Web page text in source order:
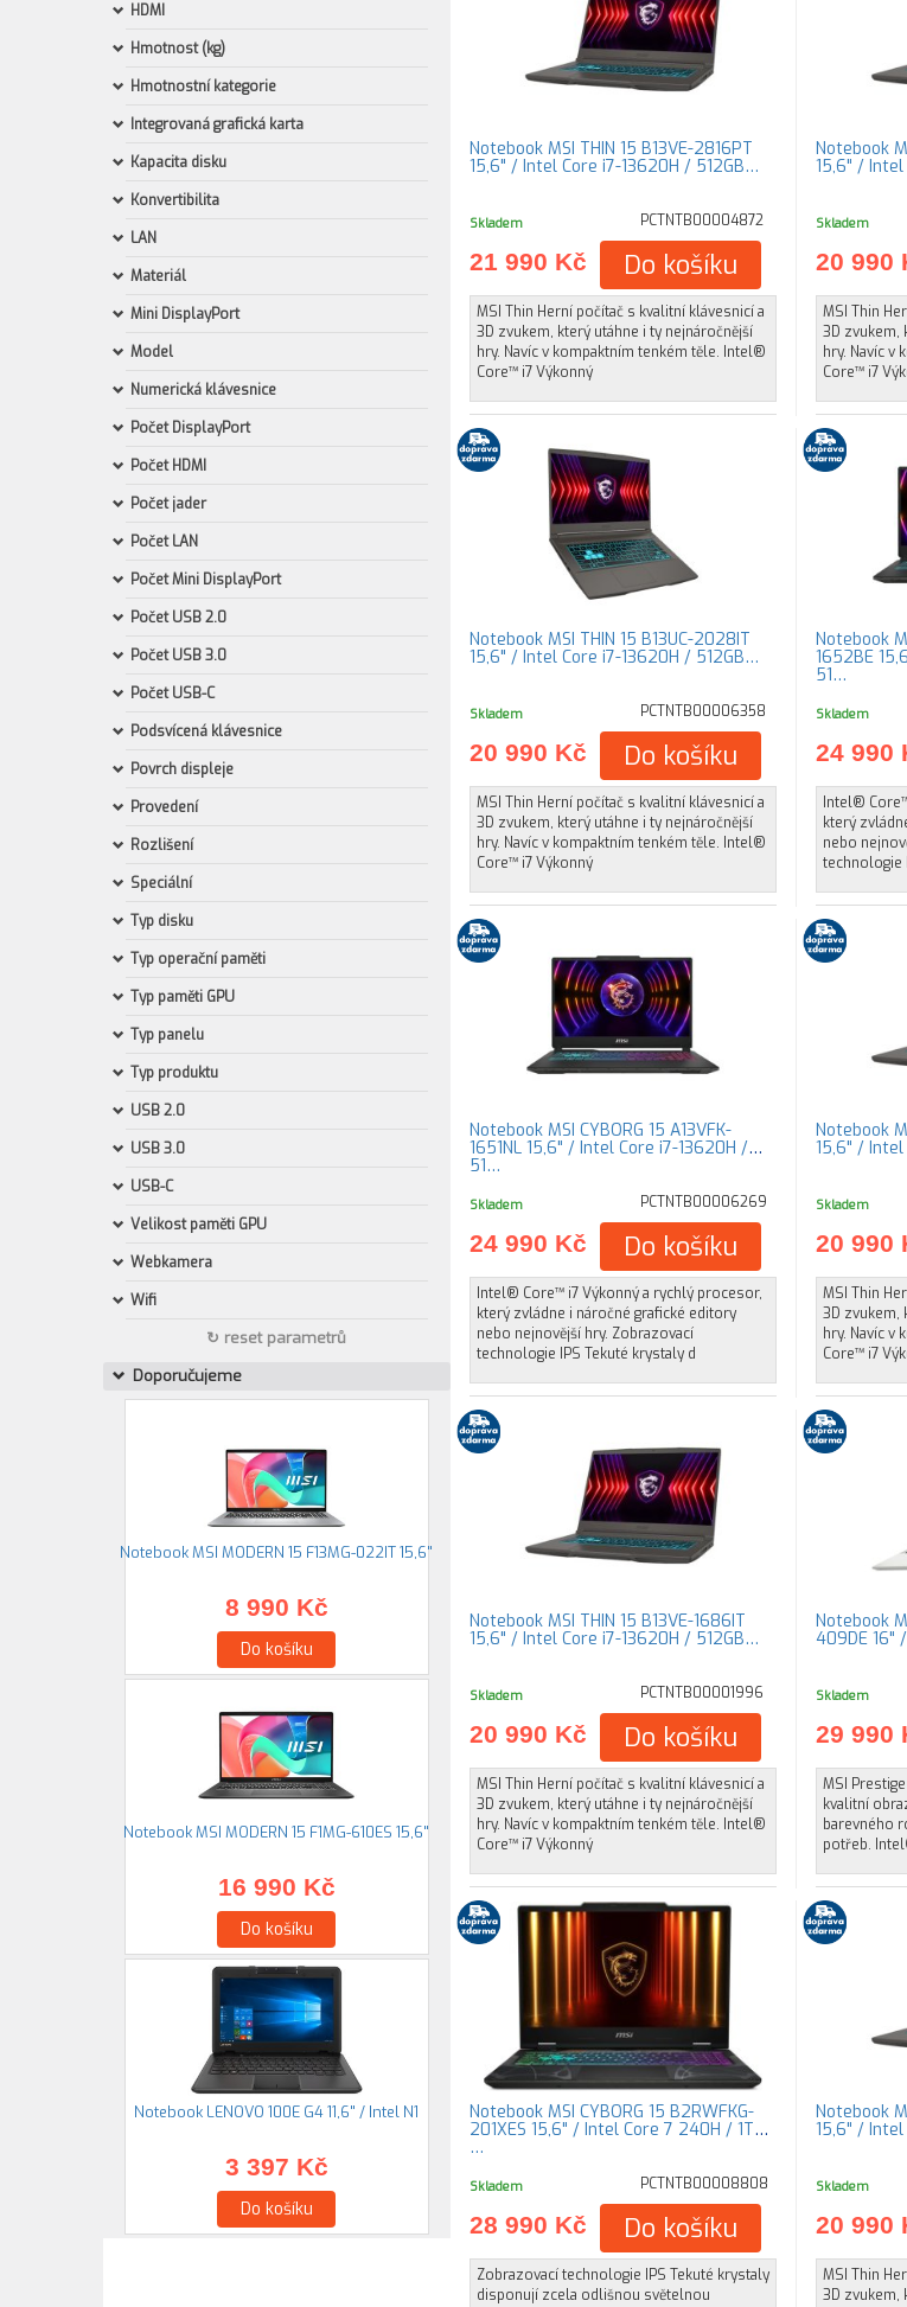
HDMI
Hmotnost (kg)
Hmotnostní kategorie
Integrovaná grafická karta
Kapacita disku
Konvertibilita
LAN
Materiál
Mini DisplayPort
Model
Numerická klávesnice
Počet DisplayPort
Počet HDMI
Počet jader
Počet LAN
Počet Mini DisplayPort
Počet USB 2.0
Počet USB 3.0
Počet USB-C
Podsvícená klávesnice
Povrch displeje
Provedení
Rozlišení
Speciální
Typ disku
Typ operační paměti
Typ paměti GPU
Typ panelu
Typ produktu
USB 2.0
USB 3.0
USB-C
Velikost paměti GPU
Webkamera
Wifi
↻ reset parametrů
Doporučujeme
Notebook MSI MODERN 15 F13MG-022IT 15,6"
8 990 Kč
Do košíku
Notebook MSI MODERN 15 F1MG-610ES 15,6"
16 990 Kč
Do košíku
Notebook LENOVO 100E G4 11,6" / Intel N1
3 397 Kč
Do košíku
Notebook MSI THIN 15 B13VE-2816PT
15,6" / Intel Core i7-13620H / 512GB…
Skladem PCTNTB00004872
21 990 Kč Do košíku
MSI Thin Herní počítač s kvalitní klávesnicí a
3D zvukem, který utáhne i ty nejnáročnější
hry. Navíc v kompaktním tenkém těle. Intel®
Core™ i7 Výkonný
Notebook
15,6" /
Skladem
20 990
MSI Thin
3D zvukem,
hry. Navíc v
Core™ i7
Notebook MSI THIN 15 B13UC-2028IT
15,6" / Intel Core i7-13620H / 512GB…
Skladem PCTNTB00006358
20 990 Kč Do košíku
MSI Thin Herní počítač s kvalitní klávesnicí a
3D zvukem, který utáhne i ty nejnáročnější
hry. Navíc v kompaktním tenkém těle. Intel®
Core™ i7 Výkonný
Notebook
1652BE
51…
Skladem
24 990
Intel®
který
nebo
technologie
Notebook MSI CYBORG 15 A13VFK-
1651NL 15,6" / Intel Core i7-13620H /
51…
Skladem PCTNTB00006269
24 990 Kč Do košíku
Intel® Core™ i7 Výkonný a rychlý procesor,
který zvládne i náročné grafické editory
nebo nejnovější hry. Zobrazovací
technologie IPS Tekuté krystaly d
Notebook
15,6" /
Skladem
20 990
MSI Thin
3D zvukem,
hry. Navíc v
Core™ i7
Notebook MSI THIN 15 B13VE-1686IT
15,6" / Intel Core i7-13620H / 512GB…
Skladem PCTNTB00001996
20 990 Kč Do košíku
MSI Thin Herní počítač s kvalitní klávesnicí a
3D zvukem, který utáhne i ty nejnáročnější
hry. Navíc v kompaktním tenkém těle. Intel®
Core™ i7 Výkonný
Notebook
409DE 16"
Skladem
29 990
MSI
kvalitní
barevného
potřeb.
Notebook MSI CYBORG 15 B2RWFKG-
201XES 15,6" / Intel Core 7 240H / 1TB
…
Skladem PCTNTB00008808
28 990 Kč Do košíku
Zobrazovací technologie IPS Tekuté krystaly
disponují zcela odlišnou světelnou
Notebook
15,6" /
Skladem
20 990
MSI Thin
3D zvukem,